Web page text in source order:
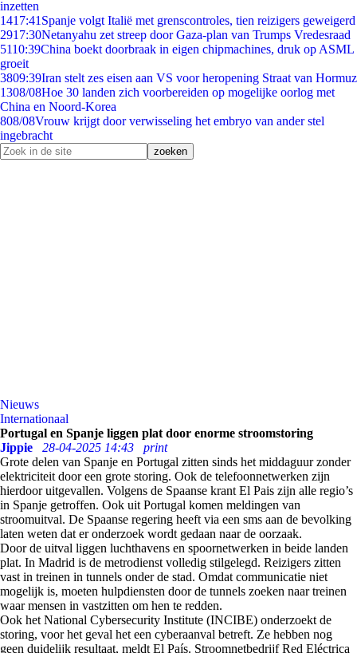
inzetten
1417:41 Spanje volgt Italië met grenscontroles, tien reizigers geweigerd
2917:30Netanyahu zet streep door Gaza-plan van Trumps Vredesraad
5110:39China boekt doorbraak in eigen chipmachines, druk op ASML
groeit
3809:39Iran stelt zes eisen aan VS voor heropening Straat van Hormuz
1308/08Hoe 30 landen zich voorbereiden op mogelijke oorlog met
China en Noord-Korea
808/08Vrouw krijgt door verwisseling het embryo van ander stel
ingebracht
Nieuws
Internationaal
Portugal en Spanje liggen plat door enorme stroomstoring
Jippie
28-04-2025 14:43
print
Grote delen van Spanje en Portugal zitten sinds het middaguur zonder
elektriciteit door een grote storing. Ook de telefoonnetwerken zijn
hierdoor uitgevallen. Volgens de Spaanse krant El Pais zijn alle regio’s
in Spanje getroffen. Ook uit Portugal komen meldingen van
stroomuitval. De Spaanse regering heeft via een sms aan de bevolking
laten weten dat er onderzoek wordt gedaan naar de oorzaak.
Door de uitval liggen luchthavens en spoornetwerken in beide landen
plat. In Madrid is de metrodienst volledig stilgelegd. Reizigers zitten
vast in treinen in tunnels onder de stad. Omdat communicatie niet
mogelijk is, moeten hulpdiensten door de tunnels zoeken naar treinen
waar mensen in vastzitten om hen te redden.
Ook het National Cybersecurity Institute (INCIBE) onderzoekt de
storing, voor het geval het een cyberaanval betreft. Ze hebben nog
geen duidelijk resultaat, meldt El País. Stroomnetbedrijf Red Eléctrica